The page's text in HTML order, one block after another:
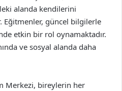
alanda kendilerini
Eğitmenler, güncel bilgilerle
etkin bir rol oynamaktadır.
ve sosyal alanda daha
Merkezi, bireylerin her